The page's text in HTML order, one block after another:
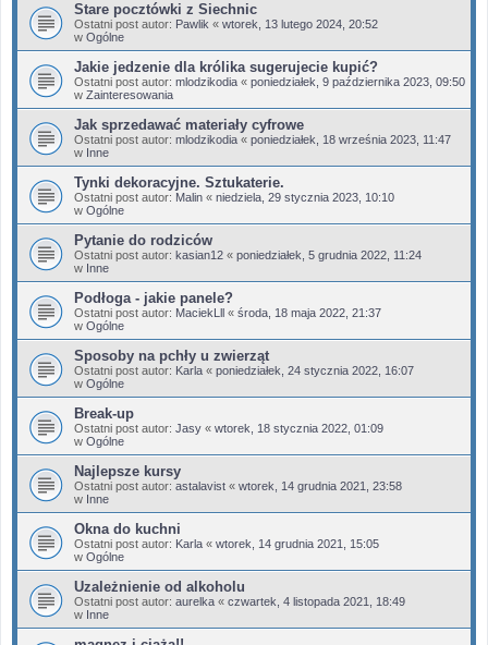
Stare pocztówki z Siechnic
Ostatni post autor: Pawlik « wtorek, 13 lutego 2024, 20:52
w Ogólne
Jakie jedzenie dla królika sugerujecie kupić?
Ostatni post autor: mlodzikodia « poniedziałek, 9 października 2023, 09:50
w Zainteresowania
Jak sprzedawać materiały cyfrowe
Ostatni post autor: mlodzikodia « poniedziałek, 18 września 2023, 11:47
w Inne
Tynki dekoracyjne. Sztukaterie.
Ostatni post autor: Malin « niedziela, 29 stycznia 2023, 10:10
w Ogólne
Pytanie do rodziców
Ostatni post autor: kasian12 « poniedziałek, 5 grudnia 2022, 11:24
w Inne
Podłoga - jakie panele?
Ostatni post autor: MaciekLll « środa, 18 maja 2022, 21:37
w Ogólne
Sposoby na pchły u zwierząt
Ostatni post autor: Karla « poniedziałek, 24 stycznia 2022, 16:07
w Ogólne
Break-up
Ostatni post autor: Jasy « wtorek, 18 stycznia 2022, 01:09
w Ogólne
Najlepsze kursy
Ostatni post autor: astalavist « wtorek, 14 grudnia 2021, 23:58
w Inne
Okna do kuchni
Ostatni post autor: Karla « wtorek, 14 grudnia 2021, 15:05
w Ogólne
Uzależnienie od alkoholu
Ostatni post autor: aurelka « czwartek, 4 listopada 2021, 18:49
w Inne